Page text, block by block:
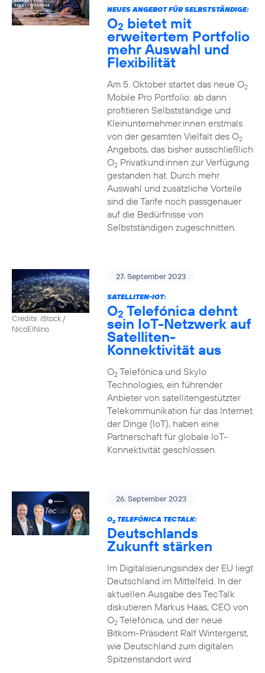
NEUES ANGEBOT FÜR SELBSTSTÄNDIGE:
O2 bietet mit
erweitertem Portfolio
mehr Auswahl und
Flexibilität
Am 5. Oktober startet das neue O2
Mobile Pro Portfolio: ab dann
profitieren Selbstständige und
Kleinunternehmer:innen erstmals
von der gesamten Vielfalt des O2
Angebots, das bisher ausschließlich
O2Privatkund:innen zur Verfügung
gestanden hat. Durch mehr
Auswahl und zusätzliche Vorteile
sind die Tarife noch passgenauer
auf die Bedürfnisse von
Selbstständigen zugeschnitten.
Credits: iStock /
NicoElNino
27. September 2023
SATELLITEN-IOT:
O2 Telefónica dehnt
sein IoT-Netzwerk auf
Satelliten-
Konnektivität aus
O2Telefónica und Skylo
Technologies, ein führender
Anbieter von satellitengestützter
Telekommunikation für das Internet
der Dinge (IoT), haben eine
Partnerschaft für globale IoT-
Konnektivität geschlossen.
26. September 2023
O2TELEFÓNICA TECTALK:
Deutschlands
Zukunft stärken
Im Digitalisierungsindex der EU liegt
Deutschland im Mittelfeld. In der
aktuellen Ausgabe des TecTalk
diskutieren Markus Haas, CEO von
O2Telefónica, und der neue
Bitkom-Präsident Ralf Wintergerst,
wie Deutschland zum digitalen
Spitzenstandort wird.